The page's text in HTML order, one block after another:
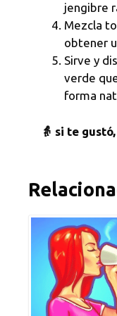
jengibre
Mezcla
obtener
Sirve y
verde
forma
👵 si te